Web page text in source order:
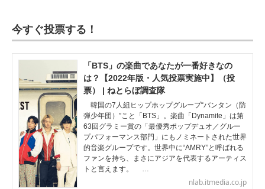
今すぐ投票する！
「BTS」の楽曲であなたが一番好きなの
は？【2022年版・人気投票実施中】（投
票） | ねとらぼ調査隊
韓国の7人組ヒップホップグループ“バンタン（防
弾少年団）”こと「BTS」。楽曲「Dynamite」は第
63回グラミー賞の「最優秀ポップデュオ／グルー
プパフォーマンス部門」にもノミネートされた世界
的音楽グループです。世界中に“AMRY”と呼ばれる
ファンを持ち、まさにアジアを代表するアーティス
トと言えます。 …
nlab.itmedia.co.jp